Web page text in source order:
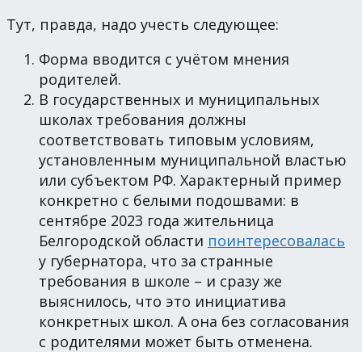
Тут, правда, надо учесть следующее:
Форма вводится с учётом мнения
родителей.
В государственных и муниципальных
школах требования должны
соответствовать типовым условиям,
установленным муниципальной властью
или субъектом РФ. Характерный пример
конкретно с белыми подошвами: в
сентябре 2023 года жительница
Белгородской области поинтересовалась
у губернатора, что за странные
требования в школе – и сразу же
выяснилось, что это инициатива
конкретных школ. А она без согласования
с родителями может быть отменена.